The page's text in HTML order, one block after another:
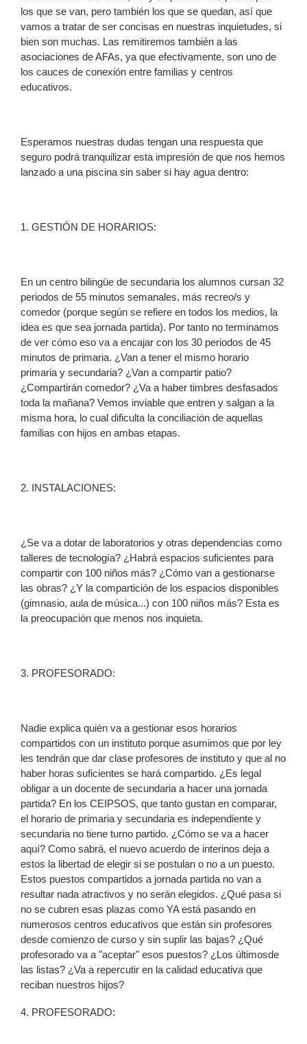
los que se van, pero también los que se quedan, así que
vamos a tratar de ser concisas en nuestras inquietudes, si
bien son muchas. Las remitiremos también a las
asociaciones de AFAs, ya que efectivamente, son uno de
los cauces de conexión entre familias y centros
educativos.
Esperamos nuestras dudas tengan una respuesta que
seguro podrá tranquilizar esta impresión de que nos hemos
lanzado a una piscina sin saber si hay agua dentro:
1. GESTIÓN DE HORARIOS:
En un centro bilingüe de secundaria los alumnos cursan 32
periodos de 55 minutos semanales, más recreo/s y
comedor (porque según se refiere en todos los medios, la
idea es que sea jornada partida). Por tanto no terminamos
de ver cómo eso va a encajar con los 30 periodos de 45
minutos de primaria. ¿Van a tener el mismo horario
primaria y secundaria? ¿Van a compartir patio?
¿Compartirán comedor? ¿Va a haber timbres desfasados
toda la mañana? Vemos inviable que entren y salgan a la
misma hora, lo cual dificulta la conciliación de aquellas
familias con hijos en ambas etapas.
2. INSTALACIONES:
¿Se va a dotar de laboratorios y otras dependencias como
talleres de tecnología? ¿Habrá espacios suficientes para
compartir con 100 niños más? ¿Cómo van a gestionarse
las obras? ¿Y la compartición de los espacios disponibles
(gimnasio, aula de música...) con 100 niños más? Esta es
la preocupación que menos nos inquieta.
3. PROFESORADO:
Nadie explica quién va a gestionar esos horarios
compartidos con un instituto porque asumimos que por ley
les tendrán que dar clase profesores de instituto y que al no
haber horas suficientes se hará compartido. ¿Es legal
obligar a un docente de secundaria a hacer una jornada
partida? En los CEIPSOS, que tanto gustan en comparar,
el horario de primaria y secundaria es independiente y
secundaria no tiene turno partido. ¿Cómo se va a hacer
aquí? Como sabrá, el nuevo acuerdo de interinos deja a
estos la libertad de elegir si se postulan o no a un puesto.
Estos puestos compartidos a jornada partida no van a
resultar nada atractivos y no serán elegidos. ¿Qué pasa si
no se cubren esas plazas como YA está pasando en
numerosos centros educativos que están sin profesores
desde comienzo de curso y sin suplir las bajas? ¿Qué
profesorado va a "aceptar" esos puestos? ¿Los últimosde
las listas? ¿Va a repercutir en la calidad educativa que
reciban nuestros hijos?
4. PROFESORADO: